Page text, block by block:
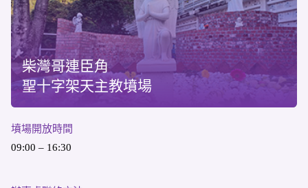
柴灣哥連臣角
聖十字架天主教墳場
墳場開放時間
09:00 – 16:30